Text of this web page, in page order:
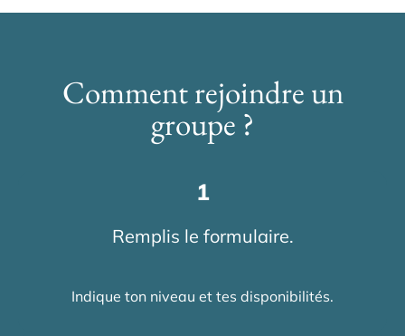
Comment rejoindre un
groupe ?
1
Remplis le formulaire.
Indique ton niveau et tes disponibilités.